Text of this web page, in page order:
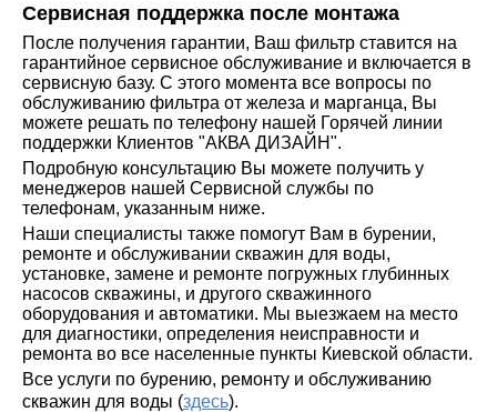
Сервисная поддержка после монтажа
После получения гарантии, Ваш фильтр ставится на
гарантийное сервисное обслуживание и включается в
сервисную базу. С этого момента все вопросы по
обслуживанию фильтра от железа и марганца, Вы
можете решать по телефону нашей Горячей линии
поддержки Клиентов "АКВА ДИЗАЙН".
Подробную консультацию Вы можете получить у
менеджеров нашей Сервисной службы по
телефонам, указанным ниже.
Наши специалисты также помогут Вам в бурении,
ремонте и обслуживании скважин для воды,
установке, замене и ремонте погружных глубинных
насосов скважины, и другого скважинного
оборудования и автоматики. Мы выезжаем на место
для диагностики, определения неисправности и
ремонта во все населенные пункты Киевской области.
Все услуги по бурению, ремонту и обслуживанию
скважин для воды (здесь).